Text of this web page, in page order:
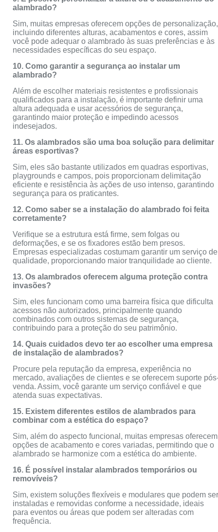
alambrado?
Sim, muitas empresas oferecem opções de personalização,
incluindo diferentes alturas, acabamentos e cores, assim
você pode adequar o alambrado às suas preferências e às
necessidades específicas do seu espaço.
10. Como garantir a segurança ao instalar um
alambrado?
Além de escolher materiais resistentes e profissionais
qualificados para a instalação, é importante definir uma
altura adequada e usar acessórios de segurança,
garantindo maior proteção e impedindo acessos
indesejados.
11. Os alambrados são uma boa solução para delimitar
áreas esportivas?
Sim, eles são bastante utilizados em quadras esportivas,
playgrounds e campos, pois proporcionam delimitação
eficiente e resistência às ações de uso intenso, garantindo
segurança para os praticantes.
12. Como saber se a instalação do alambrado foi feita
corretamente?
Verifique se a estrutura está firme, sem folgas ou
deformações, e se os fixadores estão bem presos.
Empresas especializadas costumam garantir um serviço de
qualidade, proporcionando maior tranquilidade ao cliente.
13. Os alambrados oferecem alguma proteção contra
invasões?
Sim, eles funcionam como uma barreira física que dificulta
acessos não autorizados, principalmente quando
combinados com outros sistemas de segurança,
contribuindo para a proteção do seu patrimônio.
14. Quais cuidados devo ter ao escolher uma empresa
de instalação de alambrados?
Procure pela reputação da empresa, experiência no
mercado, avaliações de clientes e se oferecem suporte
venda. Assim, você garante um serviço confiável e que
atenda suas expectativas.
15. Existem diferentes estilos de alambrados para
combinar com a estética do espaço?
Sim, além do aspecto funcional, muitas empresas oferecem
opções de acabamento e cores variadas, permitindo que o
alambrado se harmonize com a estética do ambiente.
16. É possível instalar alambrados temporários ou
removíveis?
Sim, existem soluções flexíveis e modulares que podem
instaladas e removidas conforme a necessidade, ideais
para eventos ou áreas que podem ser alteradas com
frequência.